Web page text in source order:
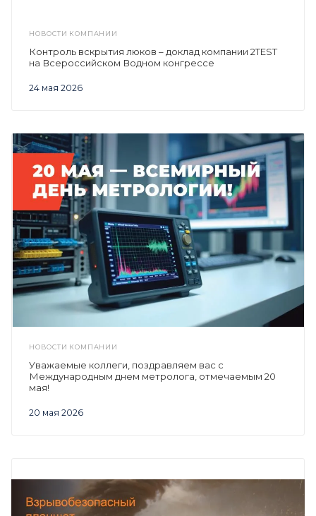
НОВОСТИ КОМПАНИИ
24 мая 2026
Контроль вскрытия люков – доклад компании 2TEST
на Всероссийском Водном конгрессе
НОВОСТИ КОМПАНИИ
20 мая 2026
Уважаемые коллеги, поздравляем вас с
Международным днем метролога, отмечаемым 20
мая!